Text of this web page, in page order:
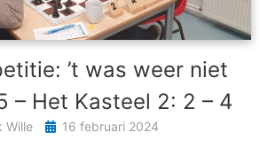
’t was weer niet
– Het Kasteel 2: 2 – 4
Wille 16 februari 2024